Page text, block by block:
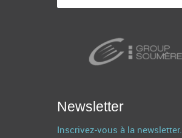
Newsletter
Inscrivez-vous à la newsletter.